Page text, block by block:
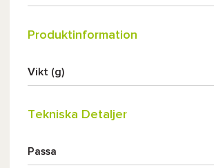
Produktinformation
Vikt (g)
Tekniska Detaljer
Passa